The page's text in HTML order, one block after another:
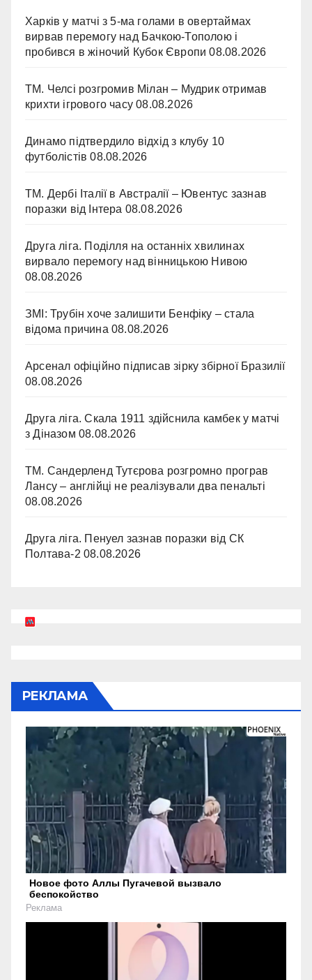
Харків у матчі з 5-ма голами в овертаймах
вирвав перемогу над Бачкою-Тополою і
пробився в жіночий Кубок Європи 08.08.2026
ТМ. Челсі розгромив Мілан – Мудрик отримав
крихти ігрового часу 08.08.2026
Динамо підтвердило відхід з клубу 10
футболістів 08.08.2026
ТМ. Дербі Італії в Австралії – Ювентус зазнав
поразки від Інтера 08.08.2026
Друга ліга. Поділля на останніх хвилинах
вирвало перемогу над вінницькою Нивою
08.08.2026
ЗМІ: Трубін хоче залишити Бенфіку – стала
відома причина 08.08.2026
Арсенал офіційно підписав зірку збірної Бразилії
08.08.2026
Друга ліга. Скала 1911 здійснила камбек у матчі
з Діназом 08.08.2026
ТМ. Сандерленд Тутєрова розгромно програв
Лансу – англійці не реалізували два пенальті
08.08.2026
Друга ліга. Пенуел зазнав поразки від СК
Полтава-2 08.08.2026
РЕКЛАМА
Новое фото Аллы Пугачевой вызвало
беспокойство
Реклама